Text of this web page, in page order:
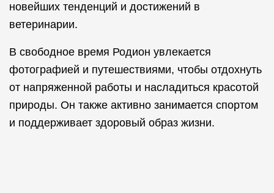
новейших тенденций и достижений в
ветеринарии.
В свободное время Родион увлекается
фотографией и путешествиями, чтобы отдохнуть
от напряженной работы и насладиться красотой
природы. Он также активно занимается спортом
и поддерживает здоровый образ жизни.